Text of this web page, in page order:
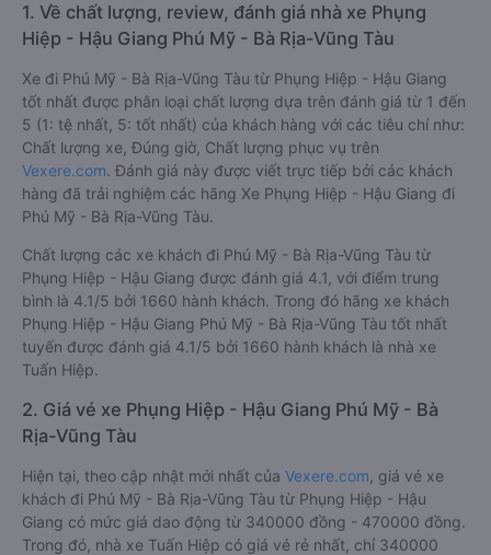
1. Về chất lượng, review, đánh giá nhà xe Phụng
Hiệp - Hậu Giang Phú Mỹ - Bà Rịa-Vũng Tàu
Xe đi Phú Mỹ - Bà Rịa-Vũng Tàu từ Phụng Hiệp - Hậu Giang
tốt nhất được phân loại chất lượng dựa trên đánh giá từ 1 đến
5 (1: tệ nhất, 5: tốt nhất) của khách hàng với các tiêu chí như:
Chất lượng xe, Đúng giờ, Chất lượng phục vụ trên
Vexere.com. Đánh giá này được viết trực tiếp bởi các khách
hàng đã trải nghiệm các hãng Xe Phụng Hiệp - Hậu Giang đi
Phú Mỹ - Bà Rịa-Vũng Tàu.
Chất lượng các xe khách đi Phú Mỹ - Bà Rịa-Vũng Tàu từ
Phụng Hiệp - Hậu Giang được đánh giá 4.1, với điểm trung
bình là 4.1/5 bởi 1660 hành khách. Trong đó hãng xe khách
Phụng Hiệp - Hậu Giang Phú Mỹ - Bà Rịa-Vũng Tàu tốt nhất
tuyến được đánh giá 4.1/5 bởi 1660 hành khách là nhà xe
Tuấn Hiệp.
2. Giá vé xe Phụng Hiệp - Hậu Giang Phú Mỹ - Bà
Rịa-Vũng Tàu
Hiện tại, theo cập nhật mới nhất của Vexere.com , giá vé xe
khách đi Phú Mỹ - Bà Rịa-Vũng Tàu từ Phụng Hiệp - Hậu
Giang có mức giá dao động từ 340000 đồng - 470000 đồng.
Trong đó, nhà xe Tuấn Hiệp có giá vé rẻ nhất, chỉ 340000